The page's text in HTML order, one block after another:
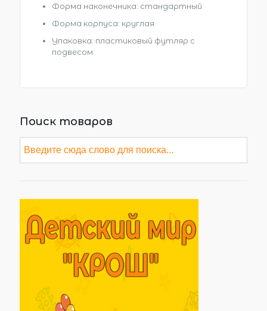
Форма наконечника: стандартный
Форма корпуса: круглая
Упаковка: пластиковый футляр с
подвесом
Поиск товаров